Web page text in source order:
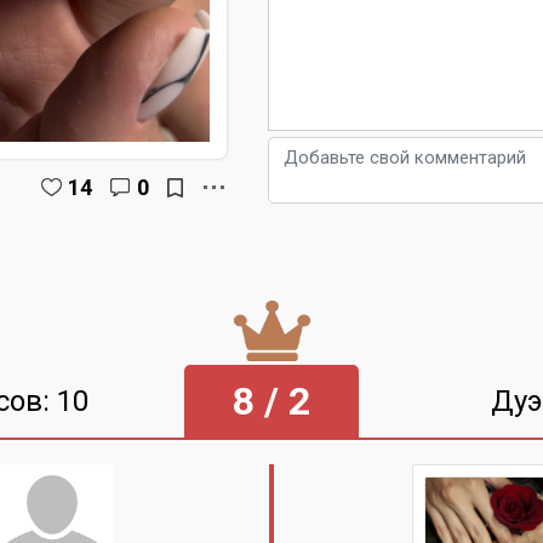
14 0
10 8 / 2